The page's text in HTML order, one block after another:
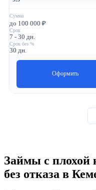
Сумма
до 100 000 ₽
Срок
7 - 30 дн.
Срок без %
30 дн.
Оформить
Займы с плохой
без отказа в